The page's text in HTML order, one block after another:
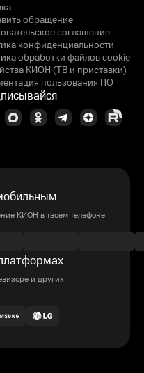
обращение
соглашение
конфиденциальности
обработки файлов cookie
КИОН (ТВ и приставки)
пользования ПО
КИОН в твоем телефоне
и других